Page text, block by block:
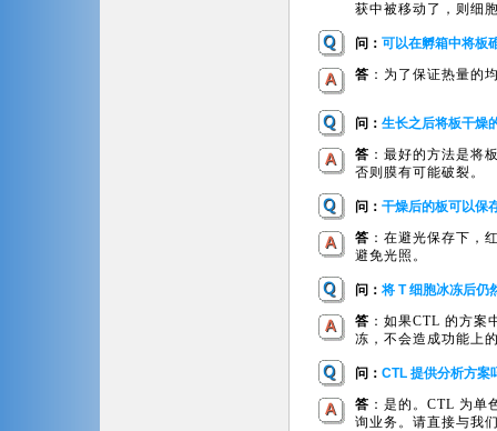
获中被移动了，则细
问： 可以在孵箱中将板
答 ：为了保证热量的
问： 生长之后将板干燥
答 ：最好的方法是将
否则膜有可能破裂。
问： 干燥后的板可以保
答 ：在避光保存下，
避免光照。
问： 将 T 细胞冰冻后仍
答 ：如果CTL 的方案
冻，不会造成功能上
问： CTL 提供分析方案
答 ：是的。CTL 为
询业务。请直接与我